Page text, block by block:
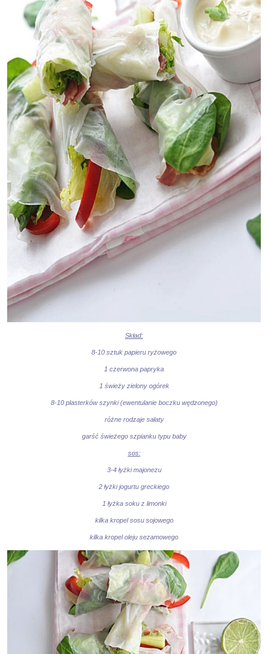
Skład:
8-10 sztuk papieru ryżowego
1 czerwona papryka
1 świeży zielony ogórek
8-10 plasterków szynki (ewentulanie boczku wędzonego)
różne rodzaje sałaty
garść świeżego szpianku typu baby
sos:
3-4 łyżki majonezu
2 łyżki jogurtu greckiego
1 łyżka soku z limonki
kilka kropel sosu sojowego
kilka kropel oleju sezamowego